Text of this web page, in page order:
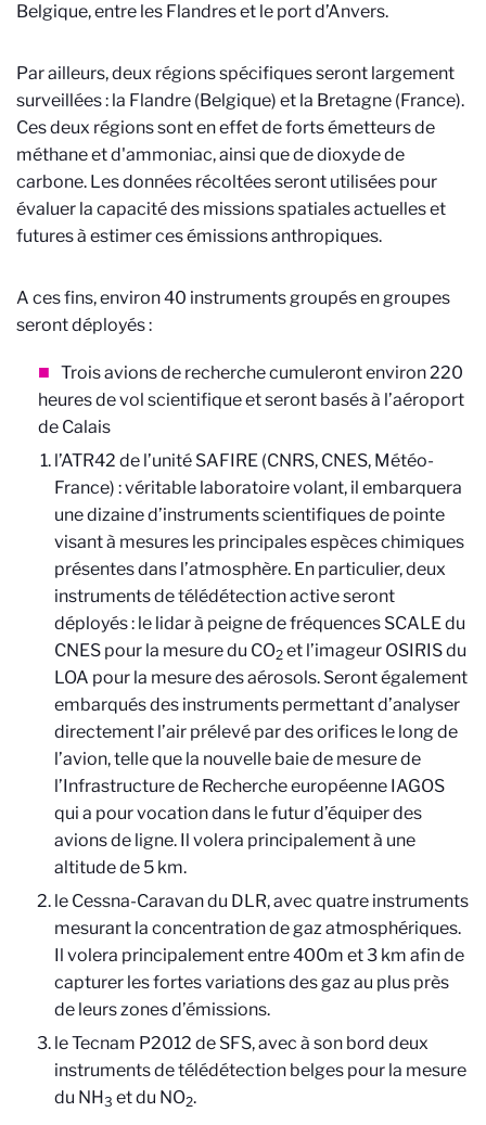
Belgique, entre les Flandres et le port d’Anvers.
Par ailleurs, deux régions spécifiques seront largement
surveillées : la Flandre (Belgique) et la Bretagne (France).
Ces deux régions sont en effet de forts émetteurs de
méthane et d'ammoniac, ainsi que de dioxyde de
carbone. Les données récoltées seront utilisées pour
évaluer la capacité des missions spatiales actuelles et
futures à estimer ces émissions anthropiques.
A ces fins, environ 40 instruments groupés en groupes
seront déployés :
Trois avions de recherche cumuleront environ 220
heures de vol scientifique et seront basés à l’aéroport
de Calais
l’ATR42 de l’unité SAFIRE (CNRS, CNES, Météo-
France) : véritable laboratoire volant, il embarquera
une dizaine d’instruments scientifiques de pointe
visant à mesures les principales espèces chimiques
présentes dans l’atmosphère. En particulier, deux
instruments de télédétection active seront
déployés : le lidar à peigne de fréquences SCALE du
CNES pour la mesure du CO2 et l’imageur OSIRIS du
LOA pour la mesure des aérosols. Seront également
embarqués des instruments permettant d’analyser
directement l’air prélevé par des orifices le long de
l’avion, telle que la nouvelle baie de mesure de
l’Infrastructure de Recherche européenne IAGOS
qui a pour vocation dans le futur d’équiper des
avions de ligne. Il volera principalement à une
altitude de 5 km.
le Cessna-Caravan du DLR, avec quatre instruments
mesurant la concentration de gaz atmosphériques.
Il volera principalement entre 400m et 3 km afin de
capturer les fortes variations des gaz au plus près
de leurs zones d’émissions.
le Tecnam P2012 de SFS, avec à son bord deux
instruments de télédétection belges pour la mesure
du NH3 et du NO2.